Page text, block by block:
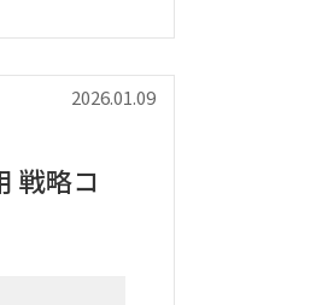
ーデリジェ
要素分解）
略策定
クトポート
全社コス
2026.01.09
戦略コ